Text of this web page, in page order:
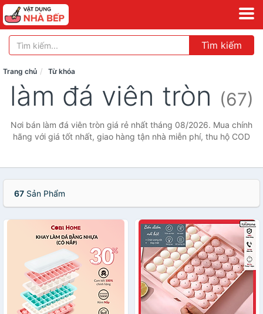
Tìm kiếm
Trang chủ Từ khóa
làm đá viên tròn (67)
Nơi bán làm đá viên tròn giá rẻ nhất tháng 08/2026. Mua chính
hãng với giá tốt nhất, giao hàng tận nhà miễn phí, thu hộ COD
67 Sản Phẩm